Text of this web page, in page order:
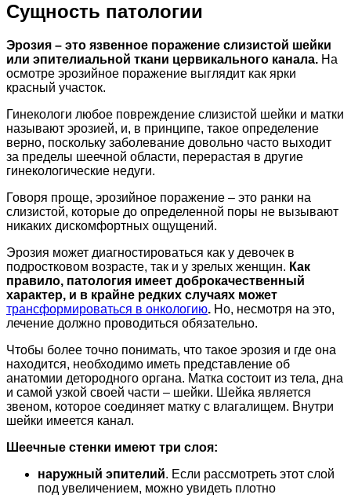
Сущность патологии
Эрозия – это язвенное поражение слизистой шейки
или эпителиальной ткани цервикального канала. На
осмотре эрозийное поражение выглядит как ярки
красный участок.
Гинекологи любое повреждение слизистой шейки и матки
называют эрозией, и, в принципе, такое определение
верно, поскольку заболевание довольно часто выходит
за пределы шеечной области, перерастая в другие
гинекологические недуги.
Говоря проще, эрозийное поражение – это ранки на
слизистой, которые до определенной поры не вызывают
никаких дискомфортных ощущений.
Эрозия может диагностироваться как у девочек в
подростковом возрасте, так и у зрелых женщин. Как
правило, патология имеет доброкачественный
характер, и в крайне редких случаях может
трансформироваться в онкологию. Но, несмотря на это,
лечение должно проводиться обязательно.
Чтобы более точно понимать, что такое эрозия и где она
находится, необходимо иметь представление об
анатомии детородного органа. Матка состоит из тела, дна
и самой узкой своей части – шейки. Шейка является
звеном, которое соединяет матку с влагалищем. Внутри
шейки имеется канал.
Шеечные стенки имеют три слоя:
наружный эпителий. Если рассмотреть этот слой
под увеличением, можно увидеть плотно